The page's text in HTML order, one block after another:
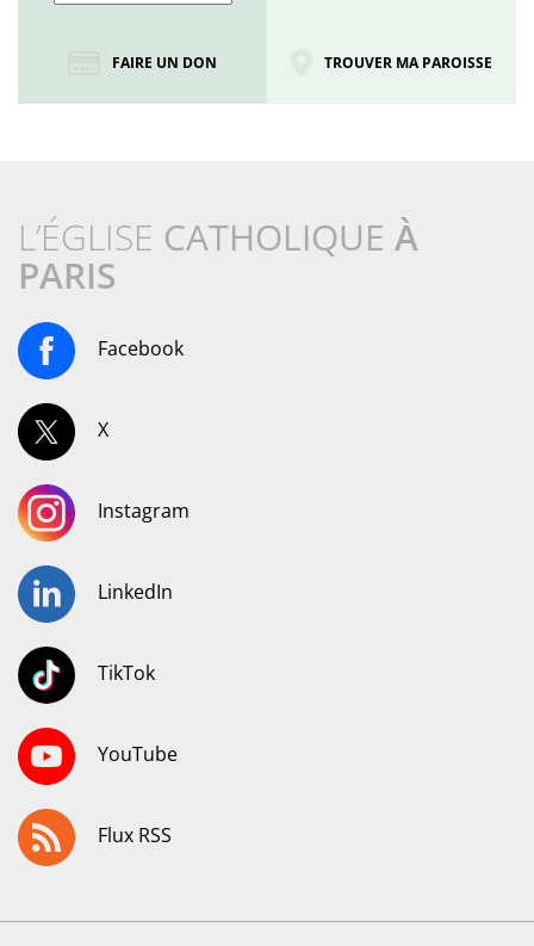
FAIRE UN DON TROUVER MA PAROISSE
L’ÉGLISE CATHOLIQUE À
PARIS
Facebook
X
Instagram
LinkedIn
TikTok
YouTube
Flux RSS